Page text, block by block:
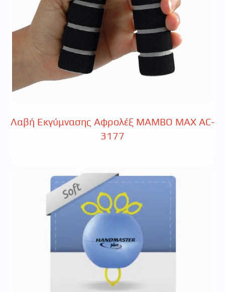
Λαβή Εκγύμνασης Αφρολέξ MAMBO MAX AC-
3177